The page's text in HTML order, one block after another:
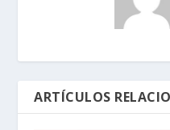
ARTÍCULOS